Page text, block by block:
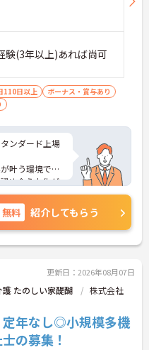
験(3年以上)あれば尚可
110日以上
ボーナス・賞与あり
ンダード上場
叶う環境で
め合う文化が
トなど、さら
相談くださ
無料 紹介してもらう
更新日：2026年08月07日
たのしい家醍醐
株式会社
定年なし◎小規模多機
の募集！